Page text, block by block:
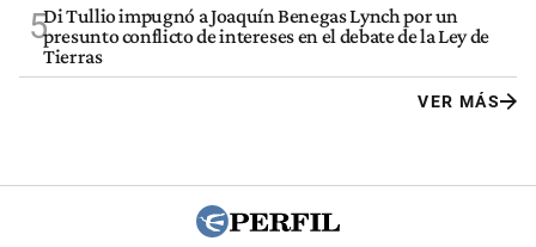
5Di Tullio impugnó a Joaquín Benegas Lynch por un
presunto conflicto de intereses en el debate de la Ley de
Tierras
VER MÁS